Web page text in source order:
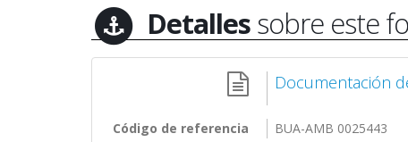
Detallessobre este
Documentación
Código de referencia
BUA-AMB 0025443